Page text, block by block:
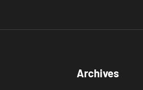
Archives